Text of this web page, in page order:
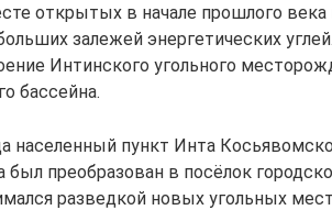
открытых в начале прошлого
залежей энергетических
Интинского угольного
бассейна.
населенный пункт Инта
был преобразован в посёлок
разведкой новых угольных